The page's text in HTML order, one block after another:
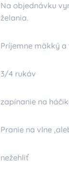
Na objednávku
želania.
Príjemne mäkký a
3/4 rukáv
zapínanie na
Pranie na vlne
nežehliť